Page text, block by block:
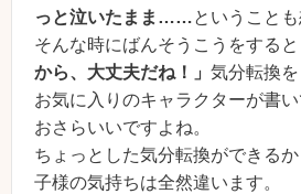
っと泣いたまま……ということ
そんな時にばんそうこうをすると
から、大丈夫だね！」 気分転換を
お気に入りのキャラクターが書
おさらいいですよね。
ちょっとした気分転換ができる
子様の気持ちは全然違います。